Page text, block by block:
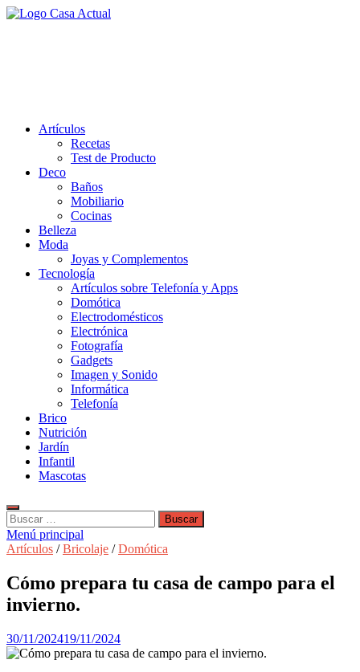
Saltar
Artículos
Recetas
Test de Producto
Deco
Baños
Mobiliario
Cocinas
Belleza
Moda
Joyas y Complementos
Tecnología
Artículos sobre Telefonía y Apps
Domótica
Electrodomésticos
Electrónica
Fotografía
Gadgets
Imagen y Sonido
Informática
Telefonía
Brico
Nutrición
Jardín
Infantil
Mascotas
Buscar:
Menú principal
Artículos /Bricolaje /Domótica
Cómo prepara tu casa de campo para el
invierno.
30/11/202419/11/2024